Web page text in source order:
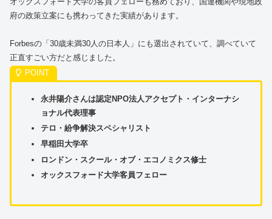
府の政策立案にも携わってきた実績があります。
Forbesの「30歳未満30人の日本人」にも選出されていて、調べていて
正直すごい方だと感じました。
永井陽介さんは認定NPO法人アクセプト・インターナシ
ョナル代表理事
テロ・紛争解決スペシャリスト
早稲田大学卒
ロンドン・スクール・オブ・エコノミクス修士
オックスフォード大学客員フェロー